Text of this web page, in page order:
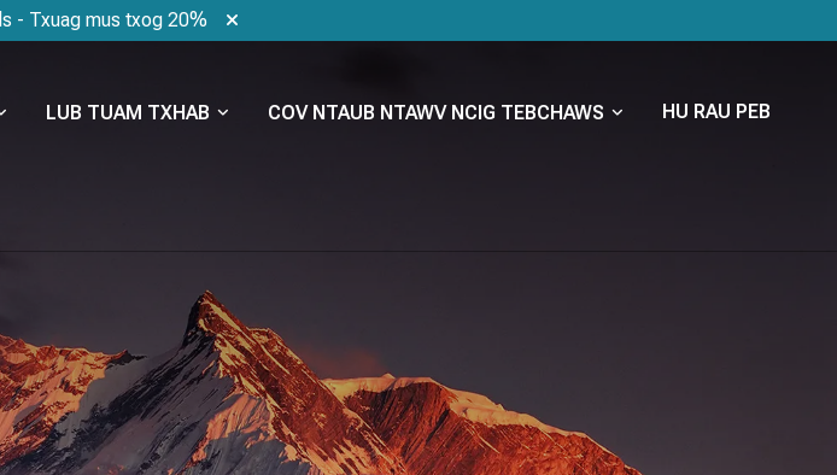
- Txuag mus txog 20%
LUB TUAM TXHAB COV NTAUB NTAWV NCIG TEBCHAWS HU RAU PEB